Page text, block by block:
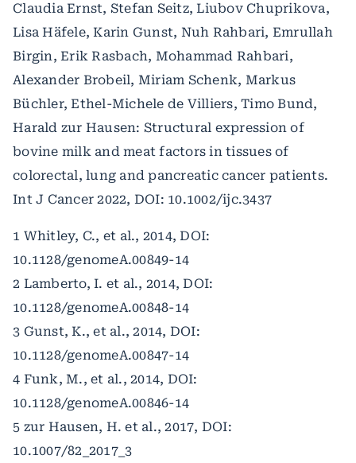
Claudia Ernst, Stefan Seitz, Liubov Chuprikova,
Lisa Häfele, Karin Gunst, Nuh Rahbari, Emrullah
Birgin, Erik Rasbach, Mohammad Rahbari,
Alexander Brobeil, Miriam Schenk, Markus
Büchler, Ethel-Michele de Villiers, Timo Bund,
Harald zur Hausen: Structural expression of
bovine milk and meat factors in tissues of
colorectal, lung and pancreatic cancer patients.
Int J Cancer 2022, DOI: 10.1002/ijc.3437
1 Whitley, C., et al., 2014, DOI:
10.1128/genomeA.00849-14
2 Lamberto, I. et al., 2014, DOI:
10.1128/genomeA.00848-14
3 Gunst, K., et al., 2014, DOI:
10.1128/genomeA.00847-14
4 Funk, M., et al., 2014, DOI:
10.1128/genomeA.00846-14
5 zur Hausen, H. et al., 2017, DOI:
10.1007/82_2017_3